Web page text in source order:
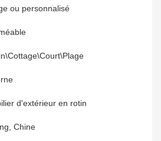
ou personnalisé
d'extérieur en rotin
Chine